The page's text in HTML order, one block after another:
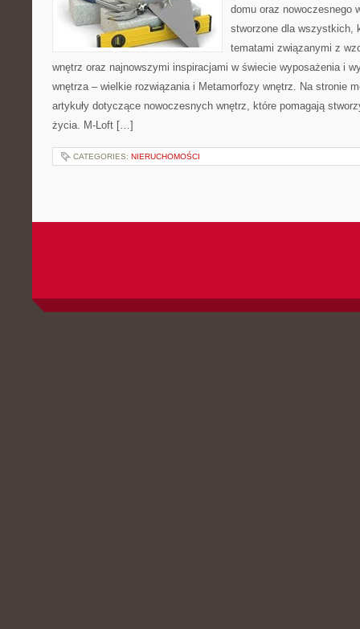
domu oraz nowoczesnego
stworzone dla wszystkich,
tematami związanymi z
wnętrz oraz najnowszymi inspiracjami w świecie wyposażenia i
wnętrza – wielkie rozwiązania i Metamorfozy wnętrz. Na stronie
artykuły dotyczące nowoczesnych wnętrz, które pomagają
życia. M-Loft […]
CATEGORIES: NIERUCHOMOŚCI